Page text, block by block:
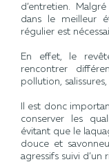
d’entretien.
dans le meilleur
régulier est
En effet, le
rencontrer
pollution,
Il est donc
conserver les
évitant que le
douce et
agressifs suivi d’un